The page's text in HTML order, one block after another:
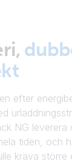
efter
NG leverera
tiden, och
kräva större